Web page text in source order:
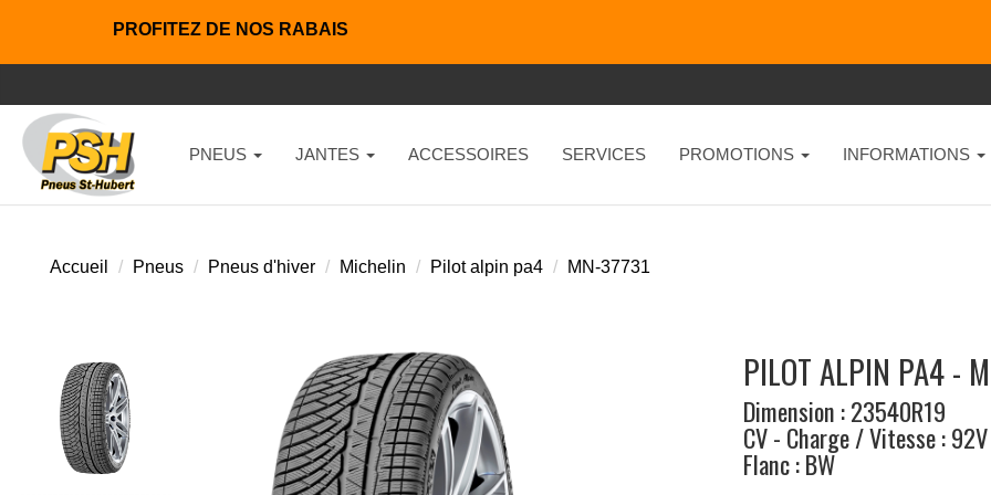
PROFITEZ DE NOS RABAIS
PNEUS JANTES ACCESSOIRES SERVICES PROMOTIONS INFORMATIONS
Accueil Pneus Pneus d'hiver Michelin Pilot alpin pa4 MN-37731
PILOT ALPIN PA4 -
Dimension : 23540R19
CV - Charge / Vitesse : 92V
Flanc : BW